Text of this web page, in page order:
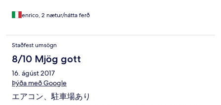
enrico, 2 nætur/nátta ferð
Staðfest umsögn
8/10 Mjög gott
16. ágúst 2017
Þýða með Google
エアコン、駐車場あり